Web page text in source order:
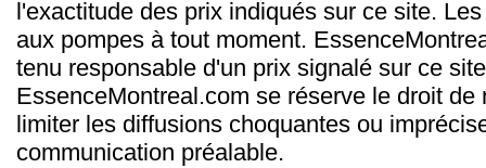
l'exactitude des prix indiqués sur ce site.
aux pompes à tout moment.
tenu responsable d'un prix signalé sur ce
EssenceMontreal.com se réserve le droit de
limiter les diffusions choquantes ou
communication préalable.